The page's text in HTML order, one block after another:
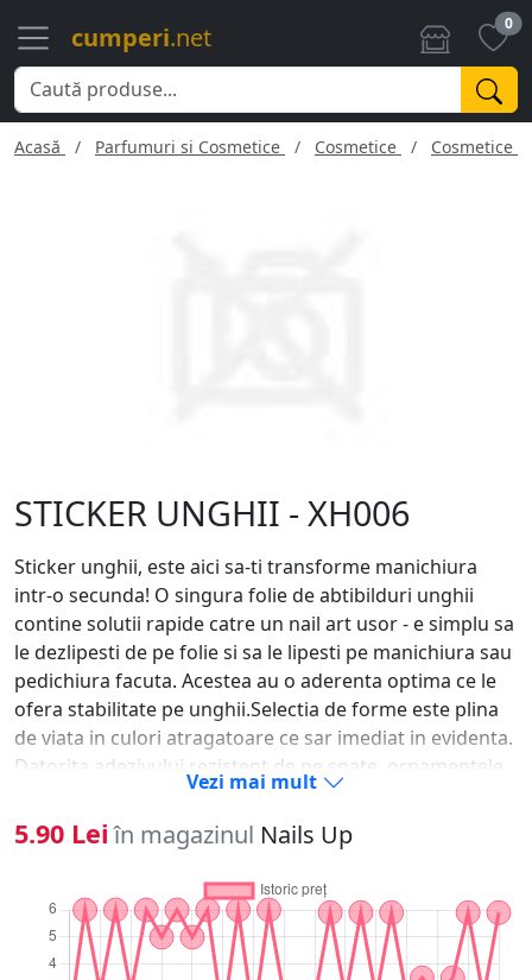
cumperi.net 0
Acasă Parfumuri si Cosmetice Cosmetice Cosmetice
STICKER UNGHII - XH006
Sticker unghii, este aici sa-ti transforme manichiura
intr-o secunda! O singura folie de abtibilduri unghii
contine solutii rapide catre un nail art usor - e simplu sa
le dezlipesti de pe folie si sa le lipesti pe manichiura sau
pedichiura facuta. Acestea au o aderenta optima ce le
ofera stabilitate pe unghii.Selectia de forme este plina
de viata in culori atragatoare ce sar imediat in evidenta.
Datorita adezivului rezistent de pe spate, ornamentele
se fixeaza usor pe oja clasica, oja semipermanenta, pe
unghia naturala sau tehnica pentru saptamani in sir.-
Alege modelul dorit si dezlipeste-l cu unghia. - Aplica un
strat de oja si las-o sa se usuce.- Aseaza modelul pe
unghie si preseaza-l usor de cateva ori.- Pentru
rezultate de lunga durata, sigileaza ornamentele unghii
sub un strat de top coat.
Vezi mai mult
5.90 Lei în magazinul Nails Up